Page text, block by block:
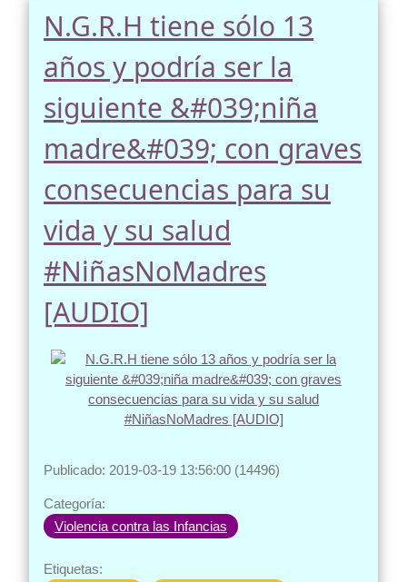
N.G.R.H tiene sólo 13
años y podría ser la
siguiente &#039;niña
madre&#039; con graves
consecuencias para su
vida y su salud
#NiñasNoMadres
[AUDIO]
Publicado: 2019-03-19 13:56:00 (14496)
Categoría:
Violencia contra las Infancias
Etiquetas: